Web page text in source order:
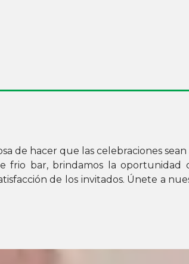
de hacer que las celebraciones
frio bar, brindamos la
de los invitados. Únete a